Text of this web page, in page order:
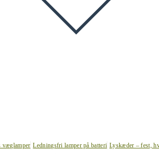
væglamper Ledningsfri lamper på batteri Lyskæder – fest,